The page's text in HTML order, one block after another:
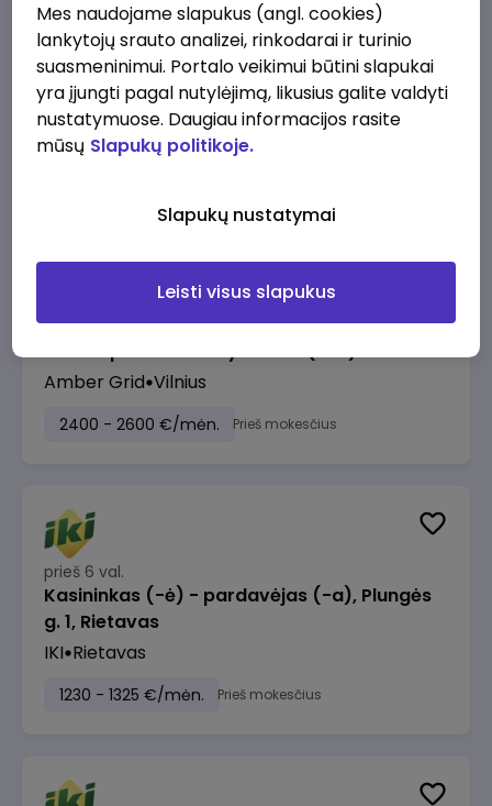
prieš 6 val.
IT analitikas (-ė) (Vilnius, LT)
JSC Lithuanian Railways
prieš 6 val.
Turto apskaitos vadybininkė (-as)
Amber Grid Vilnius
2400 - 2600 €/mėn. Prieš mokesčius
prieš 6 val.
Kasininkas (-ė) - pardavėjas (-a), Plungės
g. 1, Rietavas
IKI Rietavas
1230 - 1325 €/mėn. Prieš mokesčius
Mes naudojame slapukus (angl. cookies)
lankytojų srauto analizei, rinkodarai ir turinio
suasmeninimui. Portalo veikimui būtini slapukai
yra įjungti pagal nutylėjimą, likusius galite valdyti
nustatymuose. Daugiau informacijos rasite
mūsų Slapukų politikoje.
Slapukų nustatymai
Leisti visus slapukus